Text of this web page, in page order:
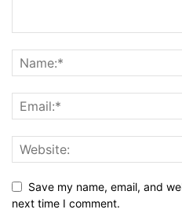
Save my name, email, and
next time I comment.